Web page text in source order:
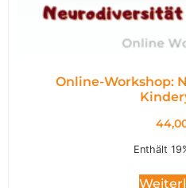
Online-Workshop:
Enthält